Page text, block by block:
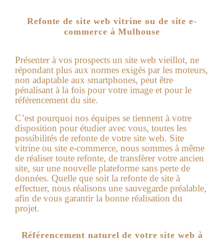
Refonte de site web vitrine ou de site e-
commerce à Mulhouse
Présenter à vos prospects un site web vieillot, ne
répondant plus aux normes exigés par les moteurs,
non adaptable aux smartphones, peut être
pénalisant à la fois pour votre image et pour le
référencement du site.
C’est pourquoi nos équipes se tiennent à votre
disposition pour étudier avec vous, toutes les
possibilités de refonte de votre site web. Site
vitrine ou site e-commerce, nous sommes à même
de réaliser toute refonte, de transfèrer votre ancien
site, sur une nouvelle plateforme sans perte de
données. Quelle que soit la refonte de site à
effectuer, nous réalisons une sauvegarde préalable,
afin de vous garantir la bonne réalisation du
projet.
Référencement naturel de votre site web à